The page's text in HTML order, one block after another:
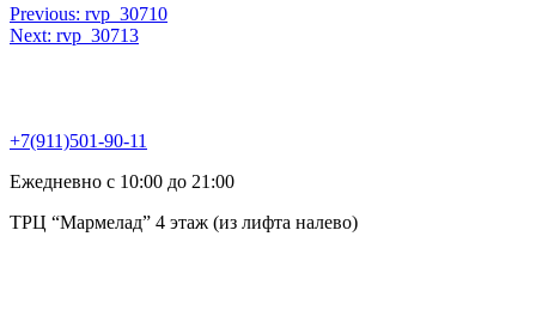
Навигация
по
Previous: rvp_30710
Next: rvp_30713
+7(911)501-90-11
Ежедневно с 10:00 до 21:00
ТРЦ “Мармелад” 4 этаж (из лифта налево)